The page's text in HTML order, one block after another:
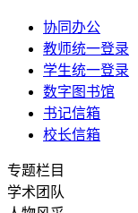
协同办公
教师统一登录
学生统一登录
数字图书馆
书记信箱
校长信箱
专题栏目
学术团队